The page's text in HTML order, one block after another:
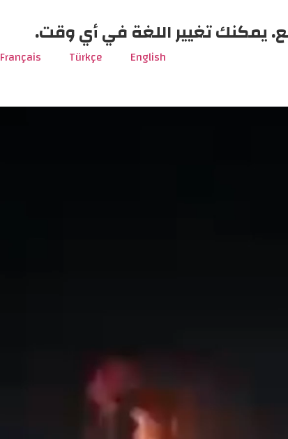
يمكنك تغيير اللغة في أي وقت.
English
Türkçe
Français